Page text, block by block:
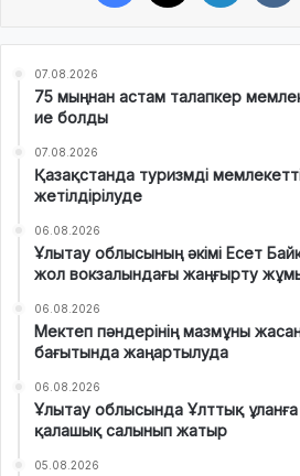
07.08.2026
75 мыңнан астам талапкер
ие болды
07.08.2026
Қазақстанда туризмді
жетілдірілуде
06.08.2026
Ұлытау облысының әкімі Есет
жол вокзалындағы жаңғырту
06.08.2026
Мектеп пәндерінің мазмұны
бағытында жаңартылуда
06.08.2026
Ұлытау облысында Ұлттық ұланға
қалашық салынып жатыр
05.08.2026